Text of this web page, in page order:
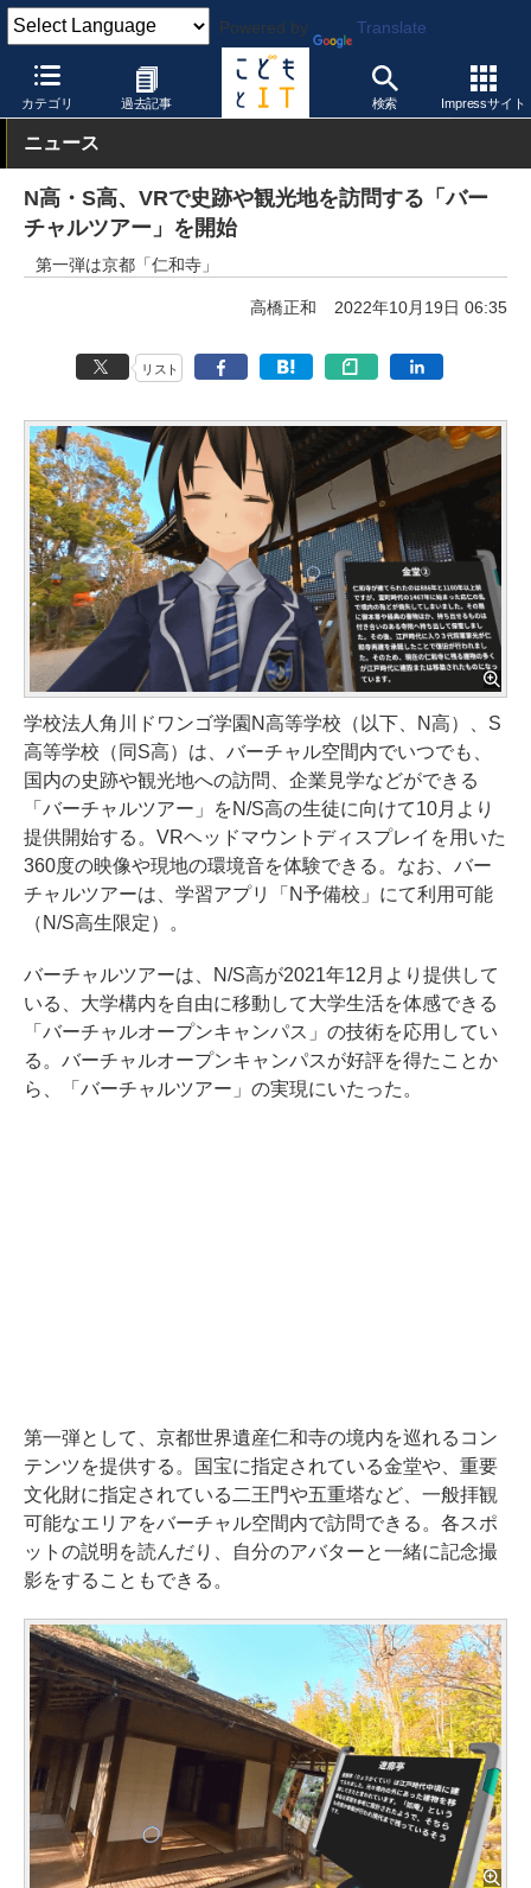
Powered by Translate
カテゴリ 過去記事 検索 Impressサイト
こどもとIT 製品・サービス オンライン授業システム
ニュース
N高・S高、VRで史跡や観光地を訪問する「バー
チャルツアー」を開始
第一弾は京都「仁和寺」
高橋正和 2022年10月19日 06:35
リスト
学校法人角川ドワンゴ学園N高等学校（以下、N高）、S
高等学校（同S高）は、バーチャル空間内でいつでも、
国内の史跡や観光地への訪問、企業見学などができる
「バーチャルツアー」をN/S高の生徒に向けて10月より
提供開始する。VRヘッドマウントディスプレイを用いた
360度の映像や現地の環境音を体験できる。なお、バー
チャルツアーは、学習アプリ「N予備校」にて利用可能
（N/S高生限定）。
バーチャルツアーは、N/S高が2021年12月より提供して
いる、大学構内を自由に移動して大学生活を体感できる
「バーチャルオープンキャンパス」の技術を応用してい
る。バーチャルオープンキャンパスが好評を得たことか
ら、「バーチャルツアー」の実現にいたった。
第一弾として、京都世界遺産仁和寺の境内を巡れるコン
テンツを提供する。国宝に指定されている金堂や、重要
文化財に指定されている二王門や五重塔など、一般拝観
可能なエリアをバーチャル空間内で訪問できる。各スポ
ットの説明を読んだり、自分のアバターと一緒に記念撮
影をすることもできる。